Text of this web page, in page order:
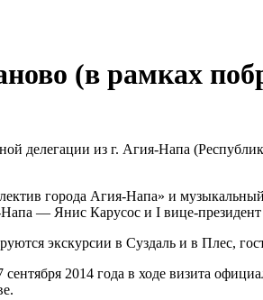
(в рамках
делегации из г. Агия-Напа
города Агия-Напа» и
Напа — Янис Карусос и I вице-
экскурсии в Суздаль и в Плес,
2014 года в ходе визита